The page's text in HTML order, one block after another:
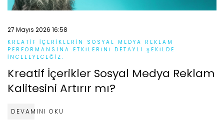
27 Mayıs 2026 16:58
KREATIF IÇERIKLERIN SOSYAL MEDYA REKLAM
PERFORMANSINA ETKILERINI DETAYLI ŞEKILDE
INCELEYECEĞIZ.
Kreatif İçerikler Sosyal Medya Reklam
Kalitesini Artırır mı?
DEVAMINI OKU